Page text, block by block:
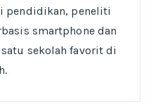
pendidikan, peneliti
smartphone dan
sekolah favorit di